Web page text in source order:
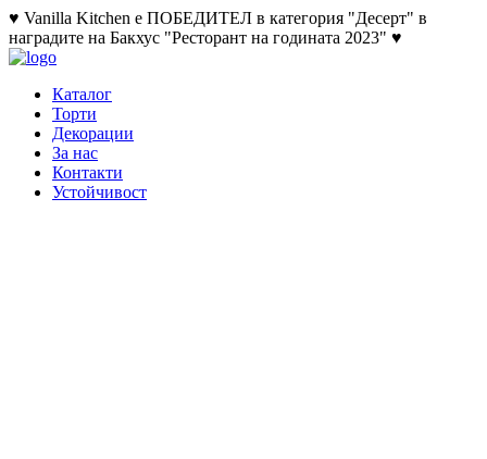
♥ Vanilla Kitchen е ПОБЕДИТЕЛ в категория "Десерт" в
наградите на Бакхус "Ресторант на годината 2023" ♥
Каталог
Торти
Декорации
За нас
Контакти
Устойчивост